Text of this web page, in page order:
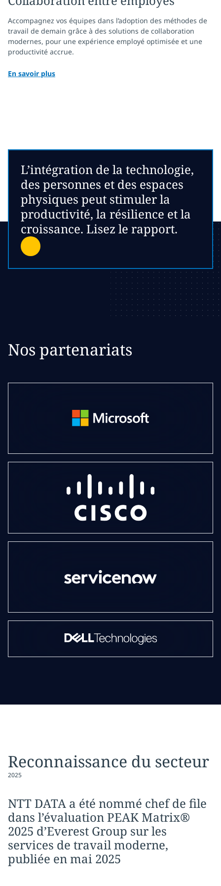
Accompagnez vos équipes dans l’adoption des méthodes de
travail de demain grâce à des solutions de collaboration
modernes, pour une expérience employé optimisée et une
productivité accrue.
En savoir plus
L’intégration de la technologie,
des personnes et des espaces
physiques peut stimuler la
productivité, la résilience et la
croissance. Lisez le rapport.
Nos partenariats
Reconnaissance du secteur
2025
NTT DATA a été nommé chef de file
dans l’évaluation PEAK Matrix®
2025 d’Everest Group sur les
services de travail moderne,
publiée en mai 2025